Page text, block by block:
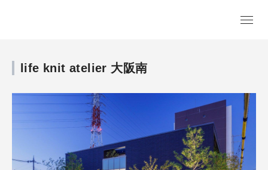
life knit atelier 大阪南